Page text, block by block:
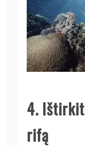
4.
rifą